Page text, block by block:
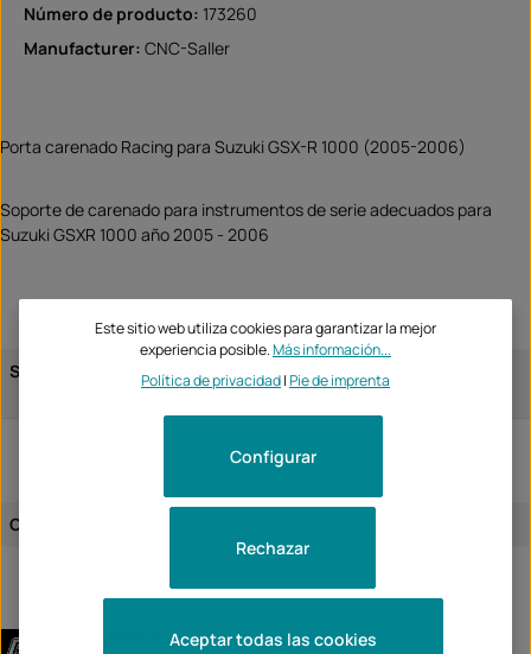
Número de producto: 173260
Manufacturer: CNC-Saller
Porta carenado Racing para Suzuki GSX-R 1000 (2005-2006)
Soporte de carenado para instrumentos de serie adecuados para
Suzuki GSXR 1000 año 2005 - 2006
Suzuki
GSX-R1000 2005
GSX-R1000 2006
Cesión del artículo:
CNC-Saller
Este sitio web utiliza cookies para garantizar la mejor
experiencia posible.Más información...
Política de privacidad|Pie de imprenta
Rechazar
Configurar
Aceptar todas las cookies